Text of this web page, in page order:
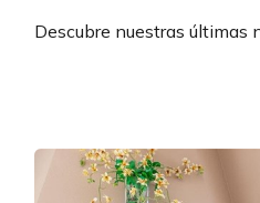
Descubre nuestras últimas